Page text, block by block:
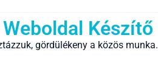
Weboldal Készítő
gördülékeny a közös munka.